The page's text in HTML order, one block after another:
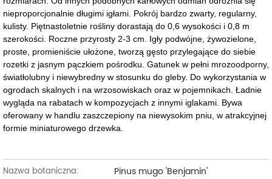
nieproporcjonalnie długimi igłami. Pokrój bardzo zwarty, regularny,
kulisty. Piętnastoletnie rośliny dorastają do 0,6 wysokości i 0,8 m
szerokości. Roczne przyrosty 2-3 cm. Igły podwójne, żywozielone,
proste, promieniście ułożone, tworzą gęsto przylegające do siebie
rozetki z jasnym pączkiem pośrodku. Gatunek w pełni mrozoodporny,
światłolubny i niewybredny w stosunku do gleby. Do wykorzystania w
ogrodach skalnych i na wrzosowiskach oraz w pojemnikach. Ładnie
wygląda na rabatach w kompozycjach z innymi iglakami. Bywa
oferowany w handlu zaszczepiony na niewysokim pniu, w atrakcyjnej
formie miniaturowego drzewka.
Nazwa botaniczna: Pinus mugo 'Benjamin'